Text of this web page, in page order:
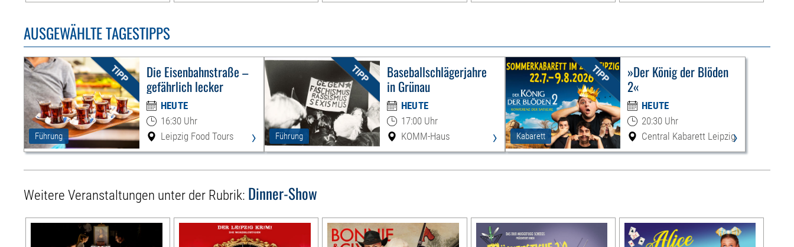
AUSGEWÄHLTE TAGESTIPPS
Führung
Die Eisenbahnstraße –
gefährlich lecker
HEUTE
16:30 Uhr
Leipzig Food Tours
› Führung
Baseballschlägerjahre
in Grünau
HEUTE
17:00 Uhr
KOMM-Haus
› Kabarett
»Der König der Blöden
2«
HEUTE
20:30 Uhr
Central Kabarett Leipzig›
Weitere Veranstaltungen unter der Rubrik: Dinner-Show